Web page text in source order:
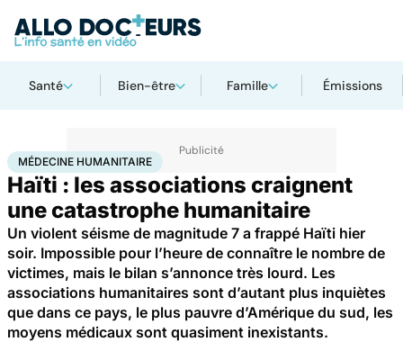
Santé Bien-être Famille Émissions
AccueilSantéMédecine humanitaire
MÉDECINE HUMANITAIRE
Haïti : les associations craignent
une catastrophe humanitaire
Un violent séisme de magnitude 7 a frappé Haïti hier
soir. Impossible pour l’heure de connaître le nombre de
victimes, mais le bilan s’annonce très lourd. Les
associations humanitaires sont d’autant plus inquiètes
que dans ce pays, le plus pauvre d’Amérique du sud, les
moyens médicaux sont quasiment inexistants.